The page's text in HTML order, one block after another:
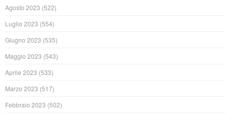
Agosto 2023 (522)
Luglio 2023 (554)
Giugno 2023 (535)
Maggio 2023 (543)
Aprile 2023 (533)
Marzo 2023 (517)
Febbraio 2023 (502)